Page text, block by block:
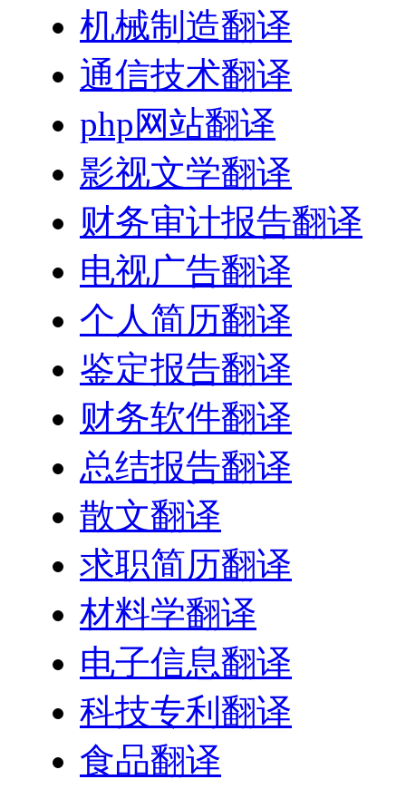
机械制造翻译
通信技术翻译
php网站翻译
影视文学翻译
财务审计报告翻译
电视广告翻译
个人简历翻译
鉴定报告翻译
财务软件翻译
总结报告翻译
散文翻译
求职简历翻译
材料学翻译
电子信息翻译
科技专利翻译
食品翻译